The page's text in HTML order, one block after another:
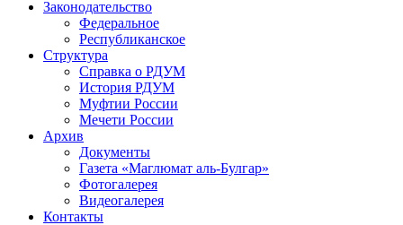
Законодательство
Федеральное
Республиканское
Структура
Справка о РДУМ
История РДУМ
Муфтии России
Мечети России
Архив
Документы
Газета «Маглюмат аль-Булгар»
Фотогалерея
Видеогалерея
Контакты